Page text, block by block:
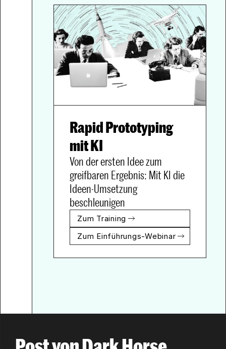
Rapid Prototyping
Von der ersten Idee zum
greifbaren Ergebnis: Mit KI die
Ideen-Umsetzung
beschleunigen
Zum Training
Zum Einführungs-Webinar